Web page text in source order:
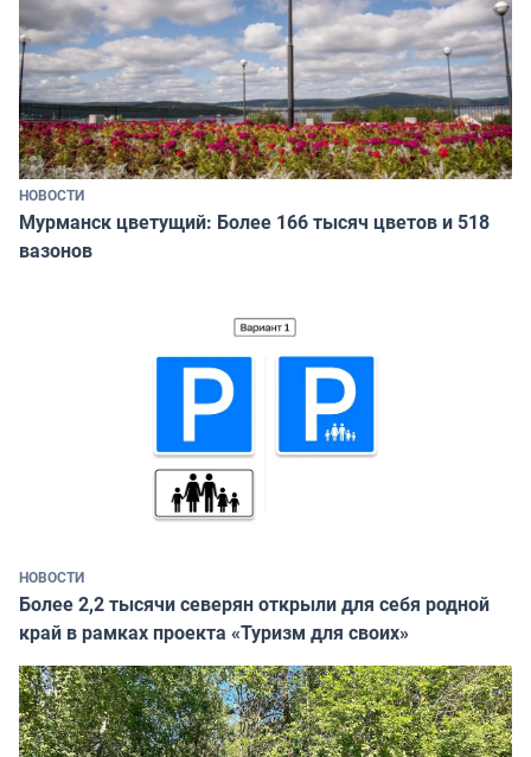
НОВОСТИ
Мурманск цветущий: Более 166 тысяч цветов и 518
вазонов
НОВОСТИ
Более 2,2 тысячи северян открыли для себя родной
край в рамках проекта «Туризм для своих»